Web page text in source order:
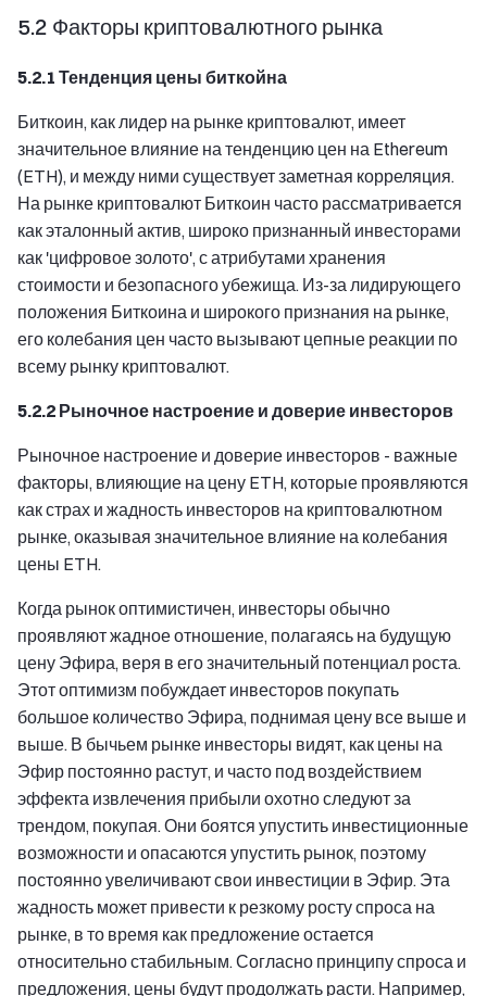
5.2 Факторы криптовалютного рынка
5.2.1 Тенденция цены биткойна
Биткоин, как лидер на рынке криптовалют, имеет
значительное влияние на тенденцию цен на Ethereum
(ETH), и между ними существует заметная корреляция.
На рынке криптовалют Биткоин часто рассматривается
как эталонный актив, широко признанный инвесторами
как 'цифровое золото', с атрибутами хранения
стоимости и безопасного убежища. Из-за лидирующего
положения Биткоина и широкого признания на рынке,
его колебания цен часто вызывают цепные реакции по
всему рынку криптовалют.
5.2.2 Рыночное настроение и доверие инвесторов
Рыночное настроение и доверие инвесторов - важные
факторы, влияющие на цену ETH, которые проявляются
как страх и жадность инвесторов на криптовалютном
рынке, оказывая значительное влияние на колебания
цены ETH.
Когда рынок оптимистичен, инвесторы обычно
проявляют жадное отношение, полагаясь на будущую
цену Эфира, веря в его значительный потенциал роста.
Этот оптимизм побуждает инвесторов покупать
большое количество Эфира, поднимая цену все выше и
выше. В бычьем рынке инвесторы видят, как цены на
Эфир постоянно растут, и часто под воздействием
эффекта извлечения прибыли охотно следуют за
трендом, покупая. Они боятся упустить инвестиционные
возможности и опасаются упустить рынок, поэтому
постоянно увеличивают свои инвестиции в Эфир. Эта
жадность может привести к резкому росту спроса на
рынке, в то время как предложение остается
относительно стабильным. Согласно принципу спроса и
предложения, цены будут продолжать расти. Например,